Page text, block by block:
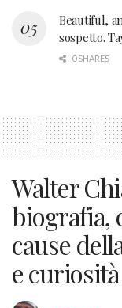
Beautiful,
sospetto.
0 SHARES
Walter
biografia,
cause
e